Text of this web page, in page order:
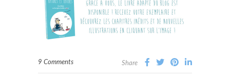
9 Comments Share